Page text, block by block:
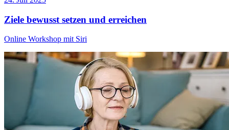
Ziele bewusst setzen und erreichen
Online Workshop mit Siri